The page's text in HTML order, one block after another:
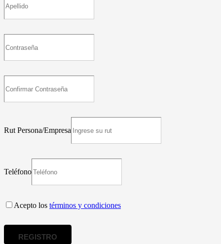
Rut Persona/Empresa
Teléfono
Acepto los términos y condiciones
REGISTRO